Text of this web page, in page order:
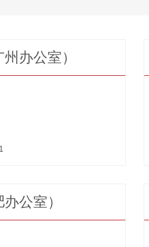
办公室）
公室）